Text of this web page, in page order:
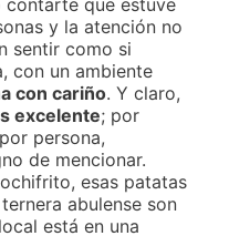
contarte que estuve
y la atención no
sentir como si
con un ambiente
con cariño. Y claro,
excelente; por
persona,
de mencionar.
esas patatas
abulense son
está en una